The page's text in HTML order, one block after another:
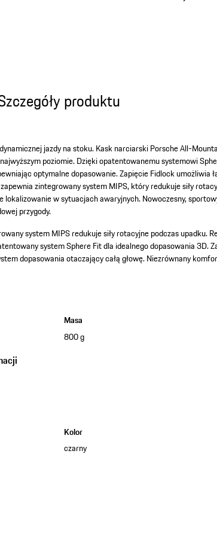
produktu
jazdy na stoku. Kask narciarski Porsche All-
poziomie. Dzięki opatentowanemu systemowi
optymalne dopasowanie. Zapięcie Fidlock umożliwia
zintegrowany system MIPS, który redukuje siły
w sytuacjach awaryjnych. Nowoczesny,
przygody.
system MIPS redukuje siły rotacyjne podczas upadku.
system Sphere Fit dla idealnego dopasowania 3D.
dopasowania otaczający całą głowę.Niezrównany
Masa
800 g
Kolor
czarny